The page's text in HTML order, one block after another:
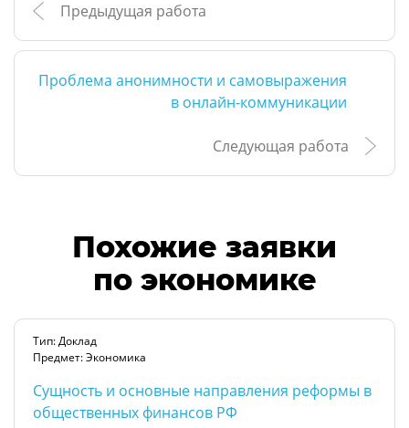
Предыдущая работа
Проблема анонимности и самовыражения
в онлайн-коммуникации
Следующая работа
Похожие заявки
по экономике
Тип: Доклад
Предмет: Экономика
Сущность и основные направления реформы в
общественных финансов РФ